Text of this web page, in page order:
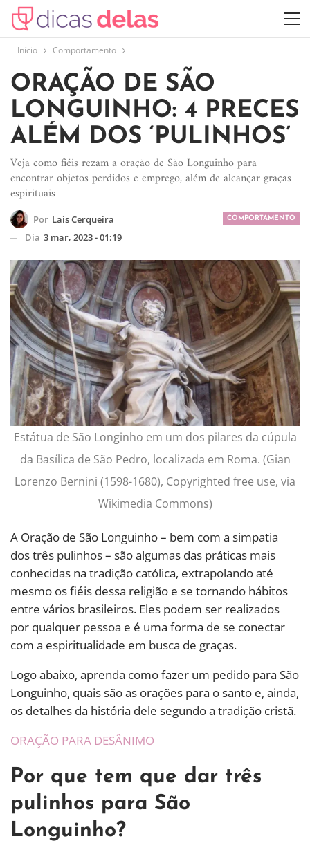
Início Comportamento
ORAÇÃO DE SÃO
LONGUINHO: 4 PRECES
ALÉM DOS ‘PULINHOS’
Veja como fiéis rezam a oração de São Longuinho para
encontrar objetos perdidos e emprego, além de alcançar graças
espirituais
COMPORTAMENTO
Por Laís Cerqueira
Dia 3 mar, 2023 - 01:19
Estátua de São Longinho em um dos pilares da cúpula
da Basílica de São Pedro, localizada em Roma. (Gian
Lorenzo Bernini (1598-1680), Copyrighted free use, via
Wikimedia Commons)
A Oração de São Longuinho – bem com a simpatia
dos três pulinhos – são algumas das práticas mais
conhecidas na tradição católica, extrapolando até
mesmo os fiéis dessa religião e se tornando hábitos
entre vários brasileiros. Eles podem ser realizados
por qualquer pessoa e é uma forma de se conectar
com a espiritualidade em busca de graças.
Logo abaixo, aprenda como fazer um pedido para São
Longuinho, quais são as orações para o santo e, ainda,
os detalhes da história dele segundo a tradição cristã.
ORAÇÃO PARA DESÂNIMO
Por que tem que dar três
pulinhos para São
Longuinho?